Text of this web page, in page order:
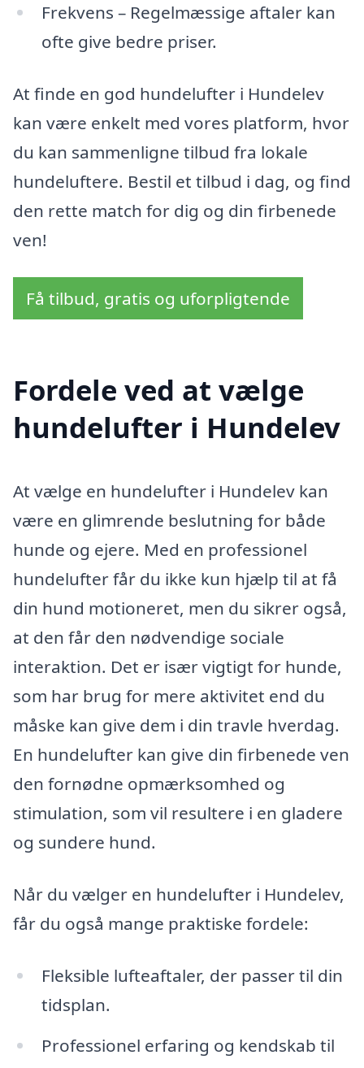
Frekvens – Regelmæssige aftaler kan
ofte give bedre priser.
At finde en god hundelufter i Hundelev
kan være enkelt med vores platform, hvor
du kan sammenligne tilbud fra lokale
hundeluftere. Bestil et tilbud i dag, og find
den rette match for dig og din firbenede
ven!
Få tilbud, gratis og uforpligtende
Fordele ved at vælge
hundelufter i Hundelev
At vælge en hundelufter i Hundelev kan
være en glimrende beslutning for både
hunde og ejere. Med en professionel
hundelufter får du ikke kun hjælp til at få
din hund motioneret, men du sikrer også,
at den får den nødvendige sociale
interaktion. Det er især vigtigt for hunde,
som har brug for mere aktivitet end du
måske kan give dem i din travle hverdag.
En hundelufter kan give din firbenede ven
den fornødne opmærksomhed og
stimulation, som vil resultere i en gladere
og sundere hund.
Når du vælger en hundelufter i Hundelev,
får du også mange praktiske fordele:
Fleksible lufteaftaler, der passer til din
tidsplan.
Professionel erfaring og kendskab til